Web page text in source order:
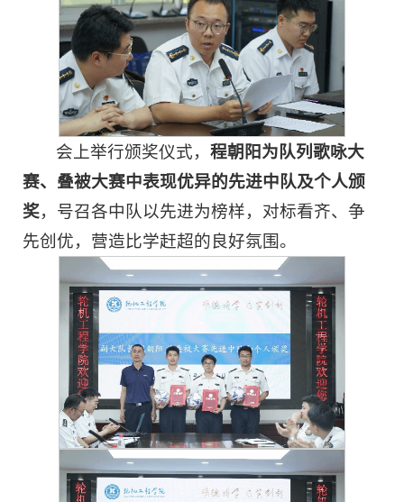
会上举行颁奖仪式，程朝阳为队列歌咏大
赛、叠被大赛中表现优异的先进中队及个人颁
奖，号召各中队以先进为榜样，对标看齐、争
先创优，营造比学赶超的良好氛围。